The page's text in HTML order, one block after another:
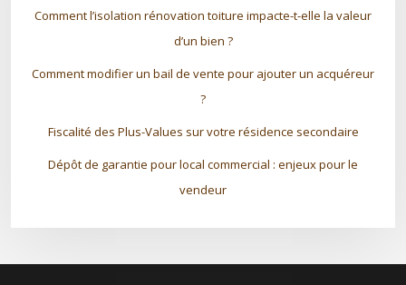
Comment l’isolation rénovation toiture impacte-t-elle la valeur
d’un bien ?
Comment modifier un bail de vente pour ajouter un acquéreur
?
Fiscalité des Plus-Values sur votre résidence secondaire
Dépôt de garantie pour local commercial : enjeux pour le
vendeur